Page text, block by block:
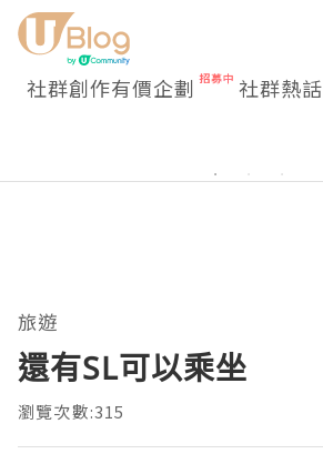
社群創作有價企劃 社群熱話
旅遊
還有SL可以乘坐
瀏覽次數:315